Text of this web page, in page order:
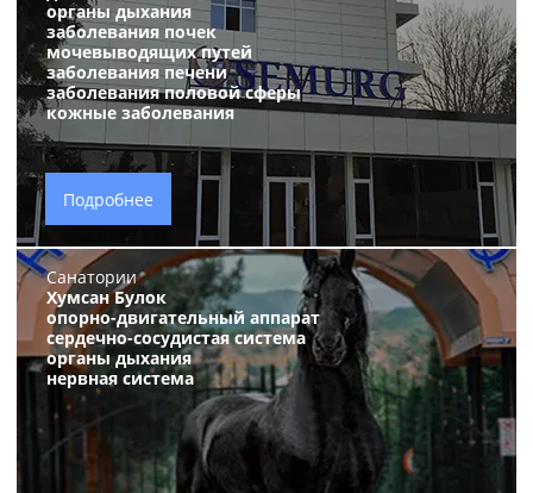
органы дыхания
заболевания почек
мочевыводящих путей
заболевания печени
заболевания половой сферы
кожные заболевания
Подробнее
Санатории
Хумсан Булок
опорно-двигательный аппарат
сердечно-сосудистая система
органы дыхания
нервная система